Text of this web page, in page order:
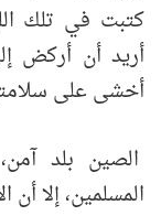
كتبت في تلك
أريد أن أركض
أخشى على
الصين بلد
المسلمين، إلا